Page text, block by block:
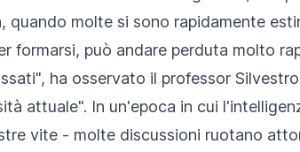
quando molte si sono rapidamente
formarsi, può andare perduta molto
ha osservato il professor
attuale". In un'epoca in cui
vite - molte discussioni ruotano